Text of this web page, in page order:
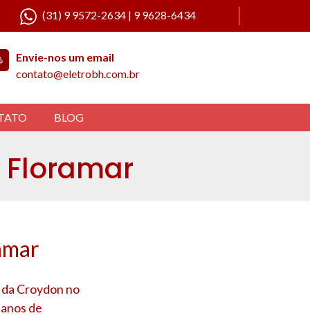
(31) 9 9572-2634 | 9 9628-6434
Envie-nos um email
contato@eletrobh.com.br
BLOG
Croydon no
de